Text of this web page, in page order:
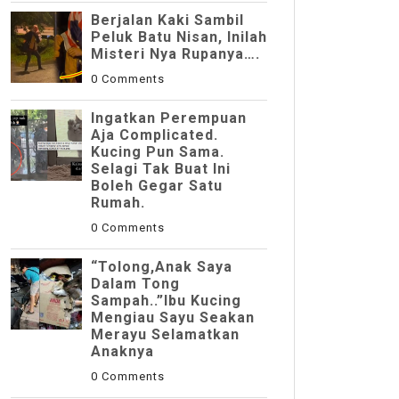
Berjalan Kaki Sambil
Peluk Batu Nisan, Inilah
Misteri Nya Rupanya….
0 Comments
Ingatkan Perempuan
Aja Complicated.
Kucing Pun Sama.
Selagi Tak Buat Ini
Boleh Gegar Satu
Rumah.
0 Comments
“Tolong,Anak Saya
Dalam Tong
Sampah..”Ibu Kucing
Mengiau Sayu Seakan
Merayu Selamatkan
Anaknya
0 Comments